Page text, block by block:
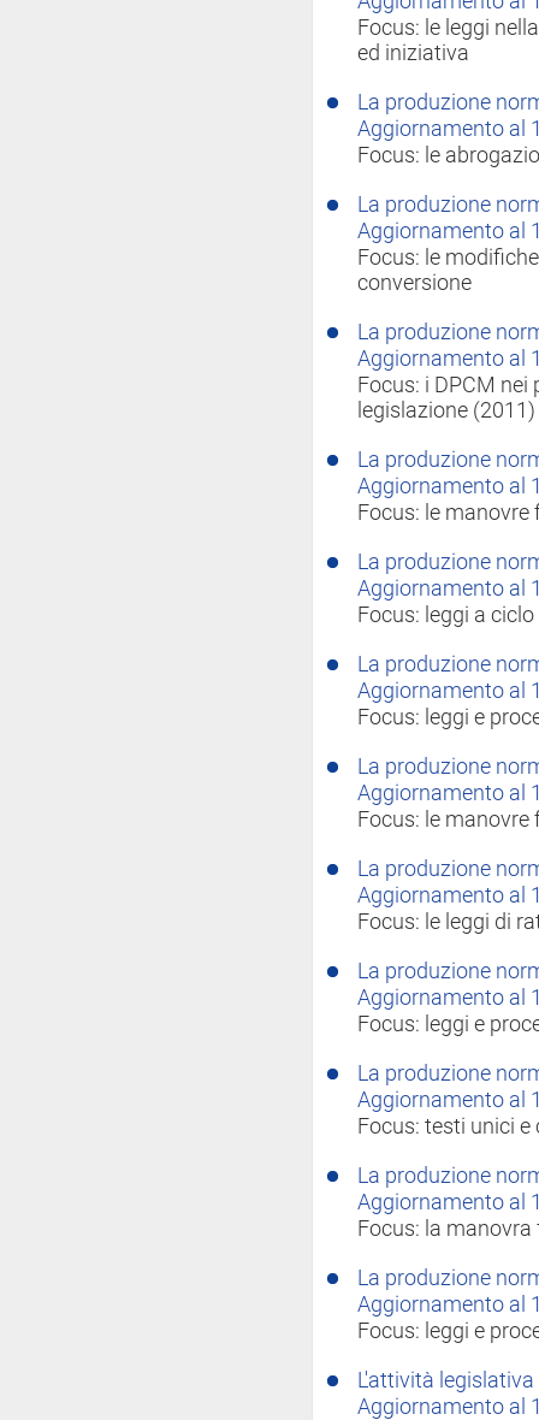
Focus: le leggi
ed iniziativa
La produzione
Aggiornamento al
Focus: le
La produzione
Aggiornamento al
Focus: le
conversione
La produzione
Aggiornamento al
Focus: i DPCM
legislazione (2011)
La produzione
Aggiornamento al
Focus: le manovre
La produzione
Aggiornamento al
Focus: leggi a
La produzione
Aggiornamento al
Focus: leggi e
La produzione
Aggiornamento al
Focus: le manovre
La produzione
Aggiornamento al
Focus: le leggi di
La produzione
Aggiornamento al
Focus: leggi e
La produzione
Aggiornamento al
Focus: testi unici
La produzione
Aggiornamento al
Focus: la
La produzione
Aggiornamento al
Focus: leggi e
L'attività
Aggiornamento al